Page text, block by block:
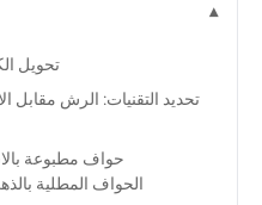
تحويل
تحديد التقنيات: الرش مقابل
2. حواف مطبوعة
3. الحواف المطلية